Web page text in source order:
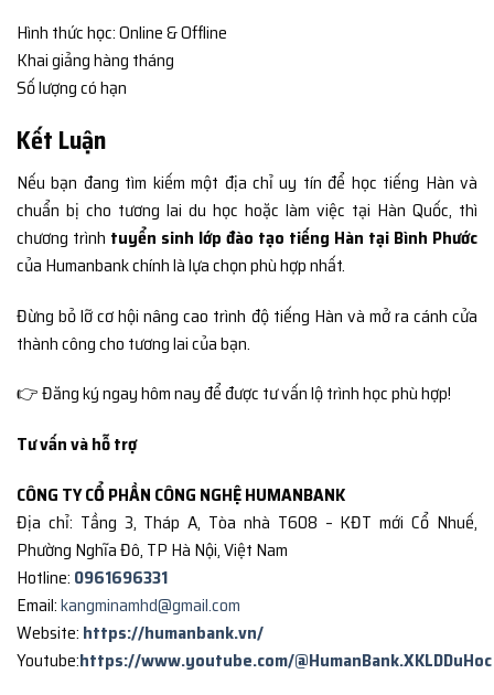
Hình thức học: Online & Offline
Khai giảng hàng tháng
Số lượng có hạn
Kết Luận
Nếu bạn đang tìm kiếm một địa chỉ uy tín để học tiếng Hàn và
chuẩn bị cho tương lai du học hoặc làm việc tại Hàn Quốc, thì
chương trình tuyển sinh lớp đào tạo tiếng Hàn tại Bình Phước
của Humanbank chính là lựa chọn phù hợp nhất.
Đừng bỏ lỡ cơ hội nâng cao trình độ tiếng Hàn và mở ra cánh cửa
thành công cho tương lai của bạn.
👉 Đăng ký ngay hôm nay để được tư vấn lộ trình học phù hợp!
Tư vấn và hỗ trợ
CÔNG TY CỔ PHẦN CÔNG NGHỆ HUMANBANK
Địa chỉ: Tầng 3, Tháp A, Tòa nhà T608 – KĐT mới Cổ Nhuế,
Phường Nghĩa Đô, TP Hà Nội, Việt Nam
Hotline: 0961696331
Email:kangminamhd@gmail.com
Website: https://humanbank.vn/
Youtube:https://www.youtube.com/@HumanBank.XKLDDuHoc